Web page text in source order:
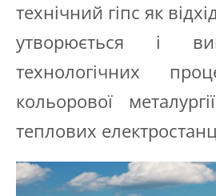
технічний гіпс як
утворюється і
технологічних
кольорової
теплових